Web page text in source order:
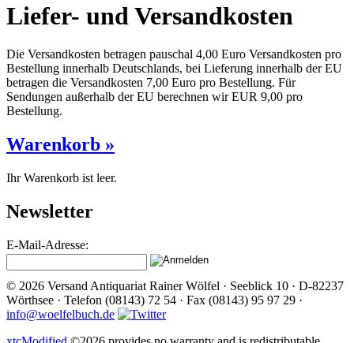
Liefer- und Versandkosten
Die Versandkosten betragen pauschal 4,00 Euro Versandkosten pro
Bestellung innerhalb Deutschlands, bei Lieferung innerhalb der EU
betragen die Versandkosten 7,00 Euro pro Bestellung. Für
Sendungen außerhalb der EU berechnen wir EUR 9,00 pro
Bestellung.
Warenkorb »
Ihr Warenkorb ist leer.
Newsletter
E-Mail-Adresse:
© 2026 Versand Antiquariat Rainer Wölfel · Seeblick 10 · D-82237
Wörthsee · Telefon (08143) 72 54 · Fax (08143) 95 97 29 ·
info@woelfelbuch.de